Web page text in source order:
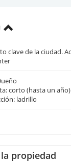
clave de la ciudad.
corto (hasta un año)
ladrillo
propiedad